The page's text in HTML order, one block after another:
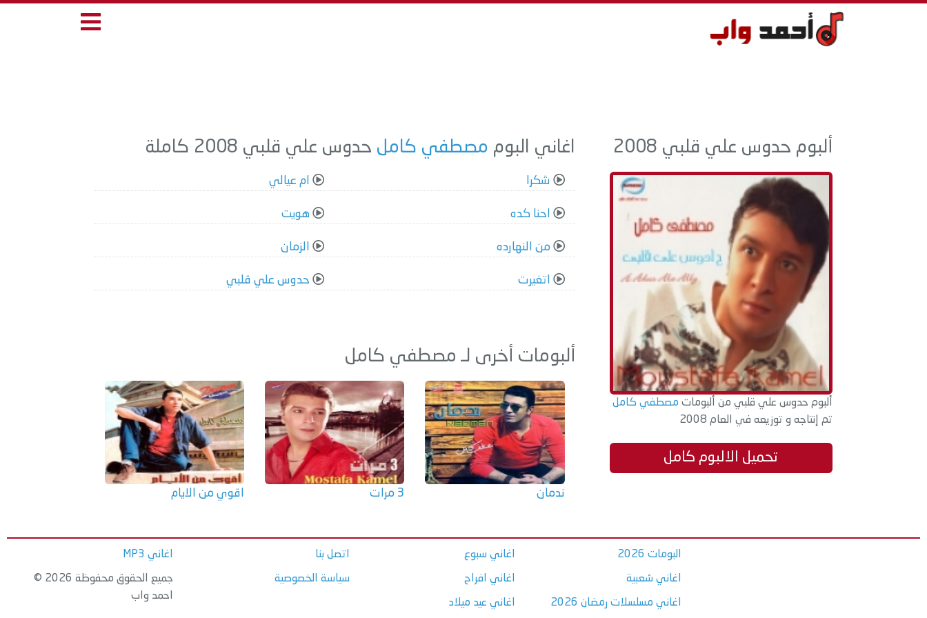
ألبوم حدوس علي قلبي 2008
ألبوم حدوس علي قلبي من ألبومات مصطفي كامل
تم إنتاجه و توزيعه في العام 2008
تحميل الالبوم كامل
اغاني البوم مصطفي كامل حدوس علي قلبي 2008 كاملة
شكرا ام عيالي
احنا كده هويت
من النهارده الزمان
اتغيرت حدوس علي قلبي
ألبومات أخرى لـ مصطفي كامل
ندمان 3 مرات اقوي من الايام
البومات 2026
اغاني شعبية
اغاني مسلسلات رمضان 2026
اغاني سبوع
اغاني افراح
اغاني عيد ميلاد
اتصل بنا
سياسة الخصوصية
اغاني MP3
جميع الحقوق محفوظة 2026 ©
احمد واب